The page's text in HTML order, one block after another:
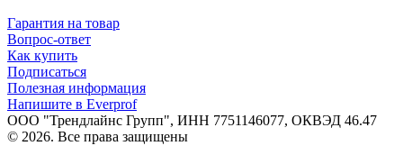
Гарантия на товар
Вопрос-ответ
Как купить
Подписаться
Полезная информация
Напишите в Everprof
ООО "Трендлайнс Групп", ИНН 7751146077, ОКВЭД 46.47
© 2026. Все права защищены